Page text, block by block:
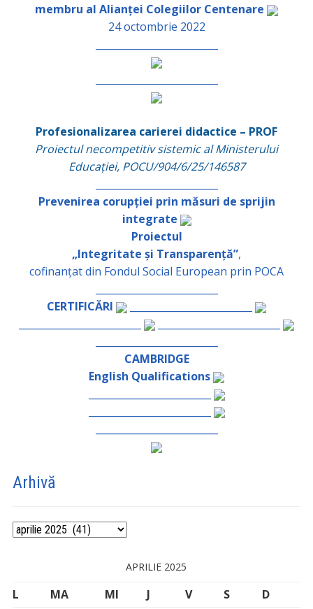
membru al Alianței Colegiilor Centenare
24 octombrie 2022
Profesionalizarea carierei didactice – PROF
Proiectul necompetitiv sistemic al Ministerului
Educației, POCU/904/6/25/146587
Prevenirea corupției prin măsuri de sprijin
integrate
Proiectul
„Integritate și Transparență”,
cofinanțat din Fondul Social European prin POCA
CERTIFICĂRI
CAMBRIDGE
English Qualifications
Arhivă
Arhivă
APRILIE 2025
L MA MI J V S D